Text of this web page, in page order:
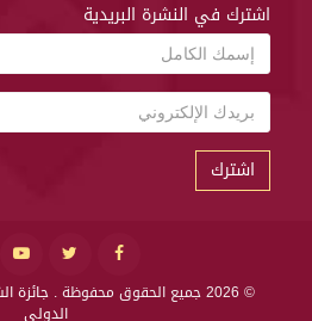
اشترك في النشرة البريدية
اشترك
© 2026 جميع الحقوق محفوظة .
جائزة
الدولي